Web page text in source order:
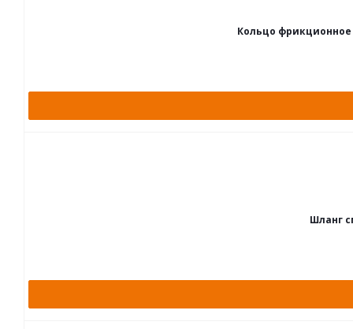
Кольцо
Шланг